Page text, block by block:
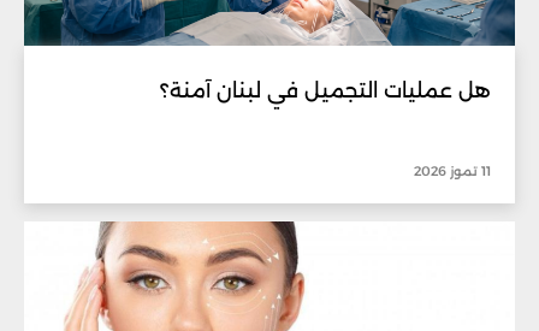
هل عمليات التجميل في لبنان آمنة؟
11 تموز 2026